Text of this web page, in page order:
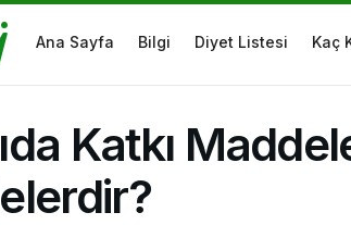
Ana Sayfa Bilgi Diyet Listesi Kaç
Katkı